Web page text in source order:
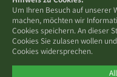
Um Ihren Besuch auf unserer
machen, möchten wir
Cookies speichern. An dieser
Cookies Sie zulasen wollen
Cookies widersprechen.